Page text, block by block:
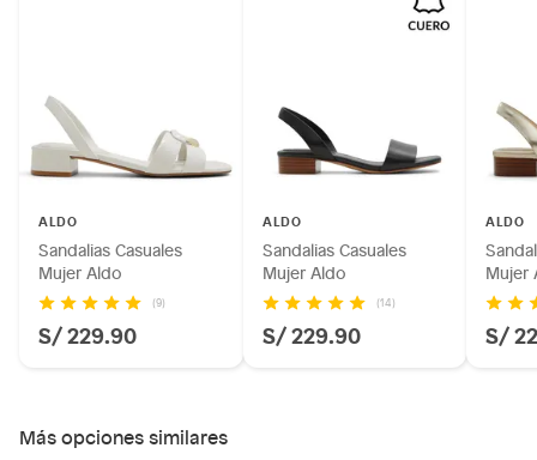
Productos que hayan sido previamente instalados.
Baterías de auto.
Motocicletas y bicicletas motorizadas.
ALDO
Sandalias Casuales
Mujer Aldo
(9)
S/ 229.90
ALDO
Sandalias Casuales
Mujer Aldo
(14)
S/ 229.90
ALDO
Mujer
S/
Más opciones similares